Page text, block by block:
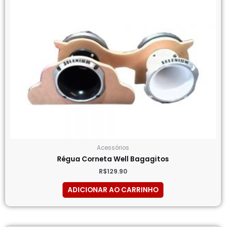
Acessórios
Régua Corneta Well Bagagitos
R$129.90
ADICIONAR AO CARRINHO